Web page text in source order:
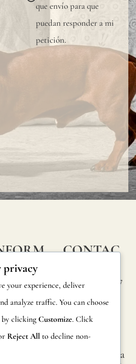
que envío para que
puedan responder a mi
petición.
CONTAC
Calle Alheli, 7
29730 Rincón
de la Victoria
España
hola@jamesma
privacy
your experience, deliver
analyze traffic. You can choose
clicking Customize. Click
Reject All to decline non-